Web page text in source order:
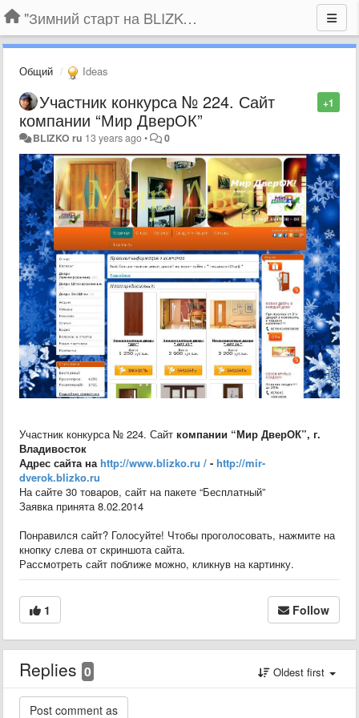
"Зимний старт на BLIZKO.ru". Конкурс компаний
Общий Ideas
+1
Участник конкурса № 224. Сайт
компании “Мир ДверОК”
BLIZKO ru 13 years ago• 0
Участник конкурса № 224. Сайт компании “Мир ДверОК”, г.
Владивосток
Адрес сайта наhttp://www.blizko.ru / - http://mir-
dverok.blizko.ru
На сайте 30 товаров, сайт на пакете “Бесплатный”
Заявка принята 8.02.2014
Понравился сайт? Голосуйте! Чтобы проголосовать, нажмите на
кнопку слева от скриншота сайта.
Рассмотреть сайт поближе можно, кликнув на картинку.
1 Follow
Replies 0 Oldest first